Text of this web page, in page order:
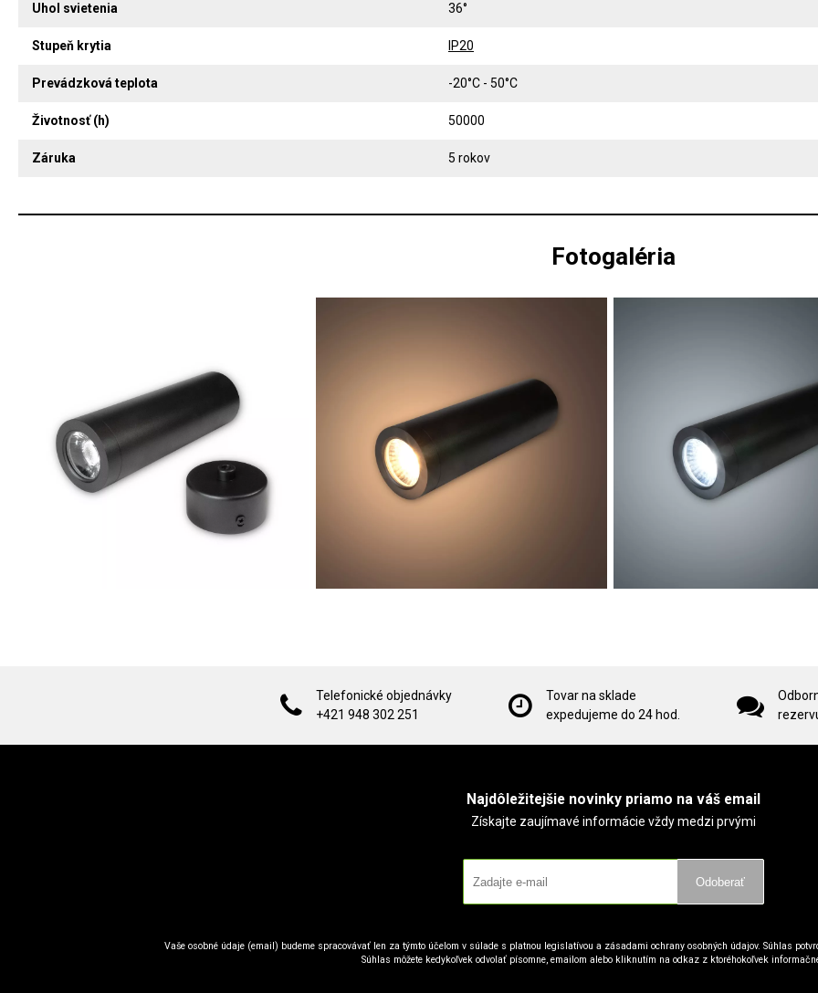
Uhol svietenia 36°
Stupeň krytia IP20
Prevádzková teplota -20°C - 50°C
Životnosť (h) 50000
Záruka 5 rokov
Fotogaléria
Telefonické objednávky
+421 948 302 251
Tovar na sklade
expedujeme do 24 hod.
Najdôležitejšie novinky priamo na váš email
Získajte zaujímavé informácie vždy medzi prvými
Odoberať
Vaše osobné údaje (email) budeme spracovávať len za týmto účelom v súlade s platnou legislatívou a zásadami ochrany osobných údajov. Súhlas
Súhlas môžete kedykoľvek odvolať písomne, emailom alebo kliknutím na odkaz z ktoréhokoľvek